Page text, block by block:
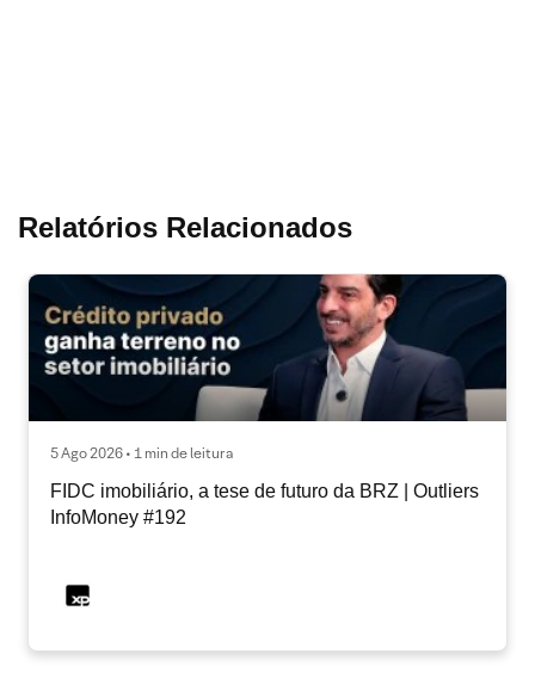
Relatórios Relacionados
5 Ago 2026 • 1 min de leitura
FIDC imobiliário, a tese de futuro da BRZ | Outliers
InfoMoney #192